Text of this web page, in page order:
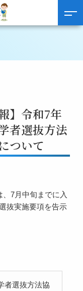
】令和7年
者選抜方法
ついて
7月中旬までに入
抜実施要項を告示
者選抜方法協